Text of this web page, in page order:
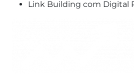
Link Building com Digital